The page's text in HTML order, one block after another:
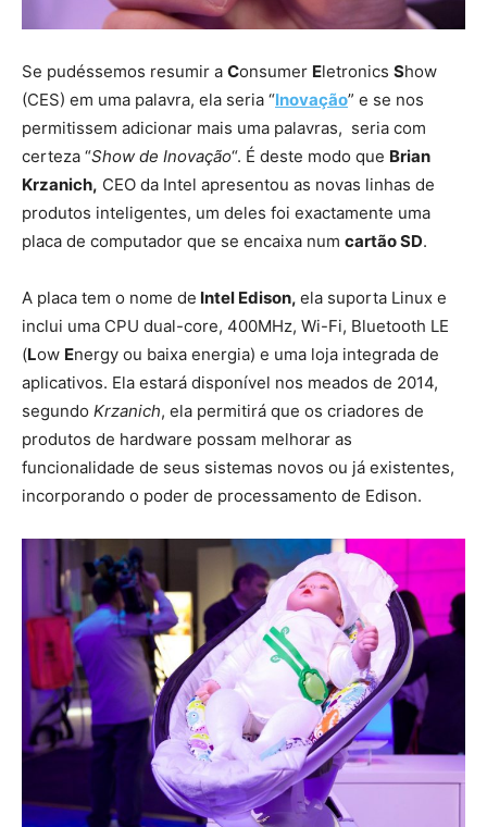
Se pudéssemos resumir a Consumer Eletronics Show
(CES) em uma palavra, ela seria “Inovação” e se nos
permitissem adicionar mais uma palavras, seria com
certeza “Show de Inovação“. É deste modo que Brian
Krzanich, CEO da Intel apresentou as novas linhas de
produtos inteligentes, um deles foi exactamente uma
placa de computador que se encaixa num cartão SD.
A placa tem o nome de Intel Edison, ela suporta Linux e
inclui uma CPU dual-core, 400MHz, Wi-Fi, Bluetooth LE
(Low Energy ou baixa energia) e uma loja integrada de
aplicativos. Ela estará disponível nos meados de 2014,
segundo Krzanich, ela permitirá que os criadores de
produtos de hardware possam melhorar as
funcionalidade de seus sistemas novos ou já existentes,
incorporando o poder de processamento de Edison.